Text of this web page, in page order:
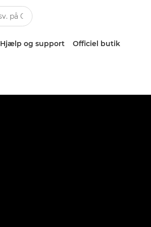
Hjælp og support Officiel butik